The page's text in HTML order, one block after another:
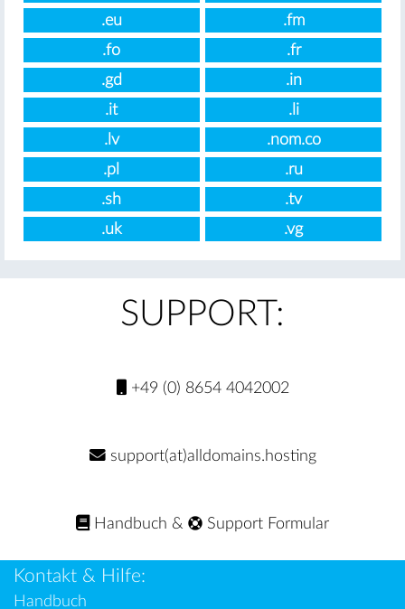
.eu
.fm
.fo
.fr
.gd
.in
.it
.li
.lv
.nom.co
.pl
.ru
.sh
.tv
.uk
.vg
SUPPORT:
+49 (0) 8654 4042002
support(at)alldomains.hosting
Handbuch & Support Formular
Kontakt & Hilfe:
Handbuch